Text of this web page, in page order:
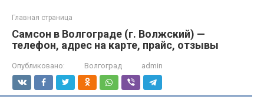
Главная страница
Самсон в Волгограде (г. Волжский) —
телефон, адрес на карте, прайс, отзывы
Опубликовано: Волгоград admin